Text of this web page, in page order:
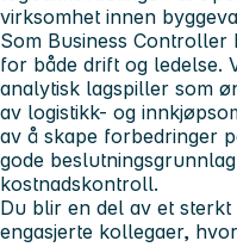
virksomhet innen
Som Business
for både drift og ledelse.
analytisk lagspiller som
av logistikk- og
av å skape forbedringer
gode
kostnadskontroll.
Du blir en del av et
engasjerte kollegaer,